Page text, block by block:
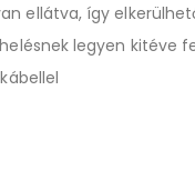
ellátva, így
legyen kitéve